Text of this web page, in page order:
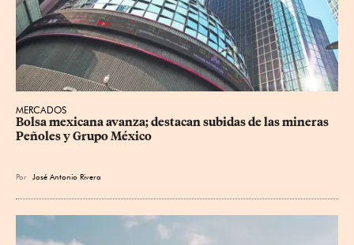
MERCADOS
Bolsa mexicana avanza; destacan subidas de las mineras
Peñoles y Grupo México
Por José Antonio Rivera